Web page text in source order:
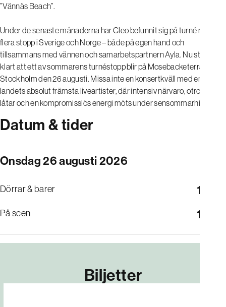
”Vännäs Beach”.
Under de senaste månaderna har Cleo befunnit sig på turné med
flera stopp i Sverige och Norge – både på egen hand och
tillsammans med vännen och samarbetspartnern Ayla. Nu står det
klart att ett av sommarens turnéstopp blir på Mosebacketerrassen i
Stockholm den 26 augusti. Missa inte en konsertkväll med en av
landets absolut främsta liveartister, där intensiv närvaro, otroliga
låtar och en kompromisslös energi möts under sensommarhimlen.
Datum & tider
Onsdag 26 augusti 2026
Dörrar & barer 17:00
På scen 19:30
Biljetter